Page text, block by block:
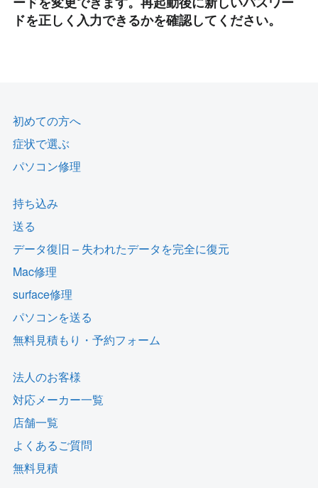
ドを正しく入力できるかを確認してください。
初めての方へ
症状で選ぶ
パソコン修理
持ち込み
送る
データ復旧 – 失われたデータを完全に復元
Mac修理
surface修理
パソコンを送る
無料見積もり・予約フォーム
法人のお客様
対応メーカー一覧
店舗一覧
よくあるご質問
無料見積